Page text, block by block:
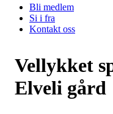
Bli medlem
Si i fra
Kontakt oss
Vellykket
Elveli gård